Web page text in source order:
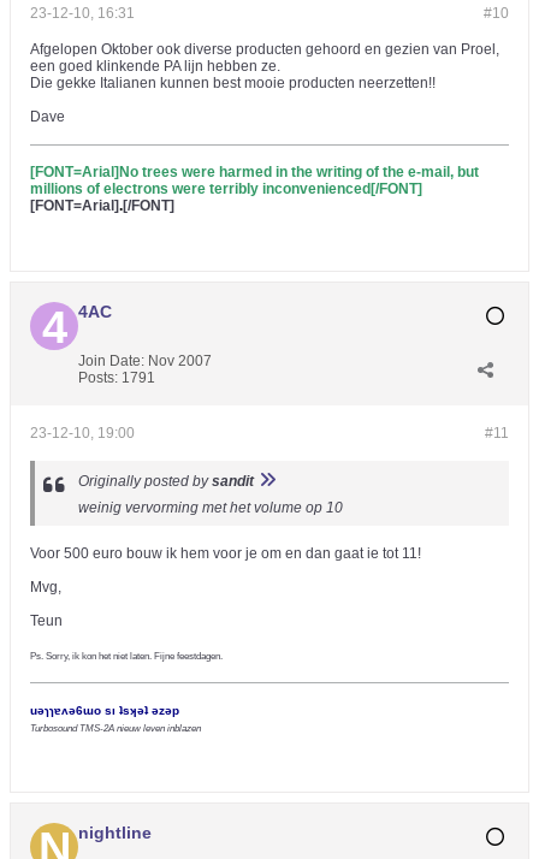
#10
23-12-10, 16:31
Afgelopen Oktober ook diverse producten gehoord en gezien van Proel,
een goed klinkende PA lijn hebben ze.
Die gekke Italianen kunnen best mooie producten neerzetten!!
Dave
[FONT=Arial]No trees were harmed in the writing of the e-mail, but
millions of electrons were terribly inconvenienced[/FONT]
[FONT=Arial].[/FONT]
4AC
Join Date: Nov 2007
Posts: 1791
#11
23-12-10, 19:00
Originally posted bysandit
weinig vervorming met het volume op 10
Voor 500 euro bouw ik hem voor je om en dan gaat ie tot 11!
Mvg,
Teun
Ps. Sorry, ik kon het niet laten. Fijne feestdagen.
uǝɿɿɐʌǝ6ɯo sı ʇsʞǝʇ ǝzǝp
Turbosound TMS-2A nieuw leven inblazen
nightline